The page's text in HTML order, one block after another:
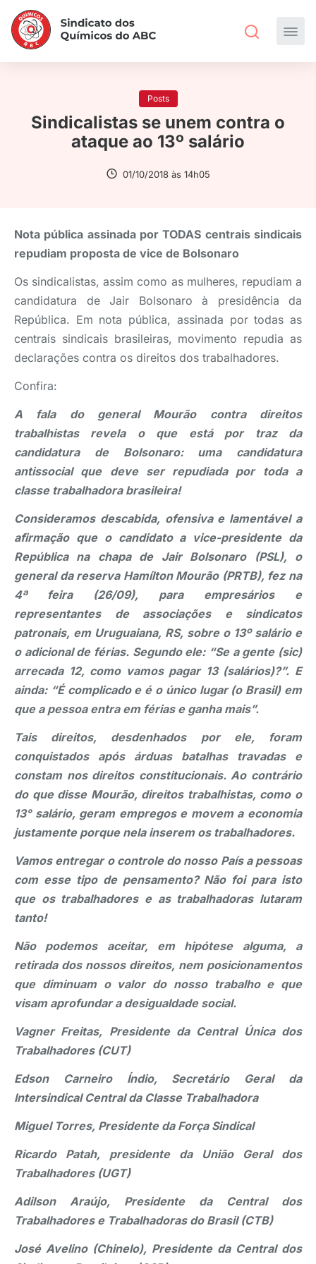
Posts
Sindicalistas se unem contra o
ataque ao 13º salário
01/10/2018 às 14h05
Nota pública assinada por TODAS centrais sindicais
repudiam proposta de vice de Bolsonaro
Os sindicalistas, assim como as mulheres, repudiam a
candidatura de Jair Bolsonaro à presidência da
República. Em nota pública, assinada por todas as
centrais sindicais brasileiras, movimento repudia as
declarações contra os direitos dos trabalhadores.
Confira:
A fala do general Mourão contra direitos
trabalhistas revela o que está por traz da
candidatura de Bolsonaro: uma candidatura
antissocial que deve ser repudiada por toda a
classe trabalhadora brasileira!
Consideramos descabida, ofensiva e lamentável a
afirmação que o candidato a vice-presidente da
República na chapa de Jair Bolsonaro (PSL), o
general da reserva Hamílton Mourão (PRTB), fez na
4ª feira (26/09), para empresários e
representantes de associações e sindicatos
patronais, em Uruguaiana, RS, sobre o 13º salário e
o adicional de férias. Segundo ele: “Se a gente (sic)
arrecada 12, como vamos pagar 13 (salários)?”. E
ainda: “É complicado e é o único lugar (o Brasil) em
que a pessoa entra em férias e ganha mais”.
Tais direitos, desdenhados por ele, foram
conquistados após árduas batalhas travadas e
constam nos direitos constitucionais. Ao contrário
do que disse Mourão, direitos trabalhistas, como o
13° salário, geram empregos e movem a economia
justamente porque nela inserem os trabalhadores.
Vamos entregar o controle do nosso País a pessoas
com esse tipo de pensamento? Não foi para isto
que os trabalhadores e as trabalhadoras lutaram
tanto!
Não podemos aceitar, em hipótese alguma, a
retirada dos nossos direitos, nem posicionamentos
que diminuam o valor do nosso trabalho e que
visam aprofundar a desigualdade social.
Vagner Freitas, Presidente da Central Única dos
Trabalhadores (CUT)
Edson Carneiro Índio, Secretário Geral da
Intersindical Central da Classe Trabalhadora
Miguel Torres, Presidente da Força Sindical
Ricardo Patah, presidente da União Geral dos
Trabalhadores (UGT)
Adilson Araújo, Presidente da Central dos
Trabalhadores e Trabalhadoras do Brasil (CTB)
José Avelino (Chinelo), Presidente da Central dos